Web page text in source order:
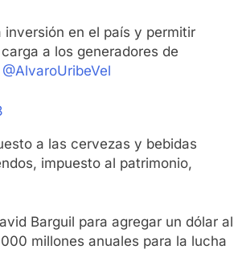
en el país y permitir
a los generadores de
@AlvaroUribeVel
a las cervezas y bebidas
impuesto al patrimonio,
Barguil para agregar un dólar al
millones anuales para la lucha